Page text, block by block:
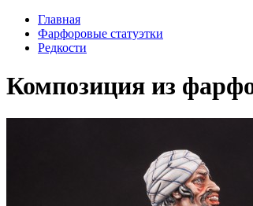
Главная
Фарфоровые статуэтки
Редкости
Композиция из